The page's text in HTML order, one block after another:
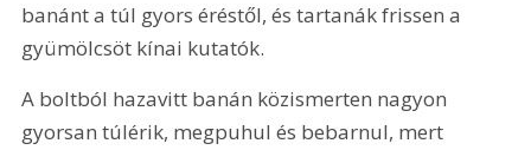
banánt a túl gyors éréstől, és tartanák frissen a
gyümölcsöt kínai kutatók.
A boltból hazavitt banán közismerten nagyon
gyorsan túlérik, megpuhul és bebarnul, mert